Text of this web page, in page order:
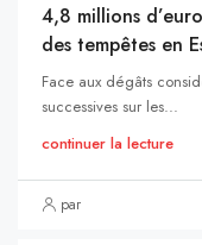
4,8 millions
des tempêtes en
Face aux dégâts
successives sur les...
continuer la lecture
par